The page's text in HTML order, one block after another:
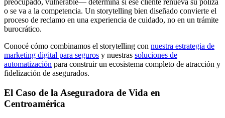
preocupado, vulnerable— determina si ese cliente renueva su póliza
o se va a la competencia. Un storytelling bien diseñado convierte el
proceso de reclamo en una experiencia de cuidado, no en un trámite
burocrático.
Conocé cómo combinamos el storytelling con nuestra estrategia de
marketing digital para seguros y nuestras soluciones de
automatización para construir un ecosistema completo de atracción y
fidelización de asegurados.
El Caso de la Aseguradora de Vida en
Centroamérica